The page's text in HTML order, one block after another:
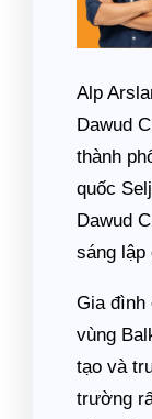
Alp
Dawud
thành
quốc
Dawud
sáng lập
Gia đình
vùng
tạo và
trường